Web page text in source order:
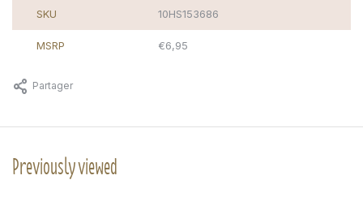
SKU 10HS153686
MSRP €6,95
Partager
Previously viewed